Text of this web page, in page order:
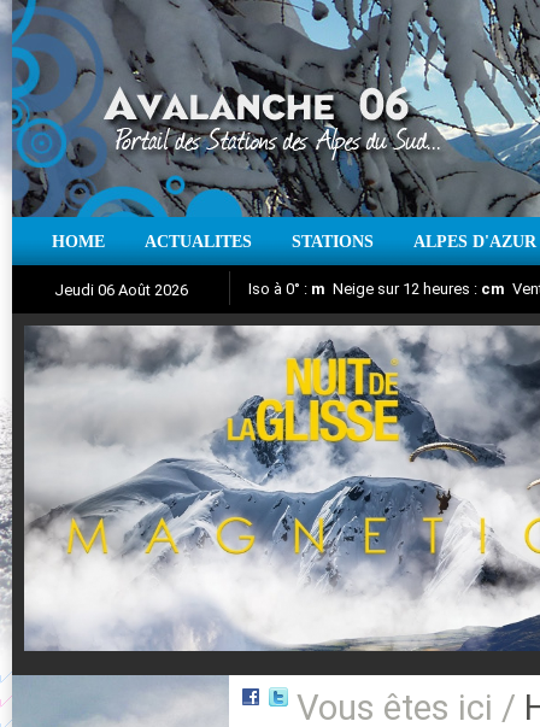
HOME ACTUALITES STATIONS ALPES D'AZUR
Jeudi 06 Août 2026
Aujourd'hui : T° Min : °C T° Max :°C
Iso à 0° : m Neige sur 12 heures : cm
Suivez en direct l'actualité des stations
Nuit de la Glisse 2018
Vous êtes ici /